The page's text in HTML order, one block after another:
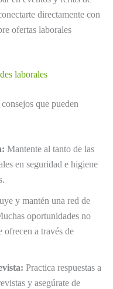
directamente con
ofertas laborales
laborales
que pueden
Mantente al tanto de las
en seguridad e higiene
y mantén una red de
oportunidades no
ofrecen a través de
Practica respuestas a
y asegúrate de